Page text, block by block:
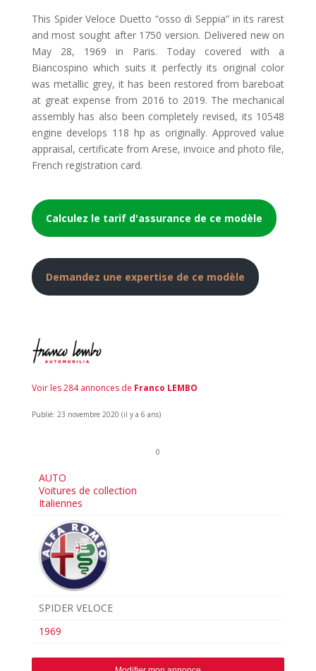
This Spider Veloce Duetto “osso di Seppia” in its rarest
and most sought after 1750 version. Delivered new on
May 28, 1969 in Paris. Today covered with a
Biancospino which suits it perfectly its original color
was metallic grey, it has been restored from bareboat
at great expense from 2016 to 2019. The mechanical
assembly has also been completely revised, its 10548
engine develops 118 hp as originally. Approved value
appraisal, certificate from Arese, invoice and photo file,
French registration card.
Calculez le tarif d'assurance de ce modèle
Demandez une expertise de ce modèle
Voir les 284 annonces de Franco LEMBO
Publié: 23 novembre 2020 (il y a 6 ans)
0
AUTO
Voitures de collection
Italiennes
SPIDER VELOCE
1969